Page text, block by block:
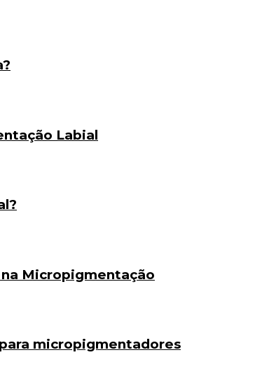
Labial
Micropigmentação
micropigmentadores